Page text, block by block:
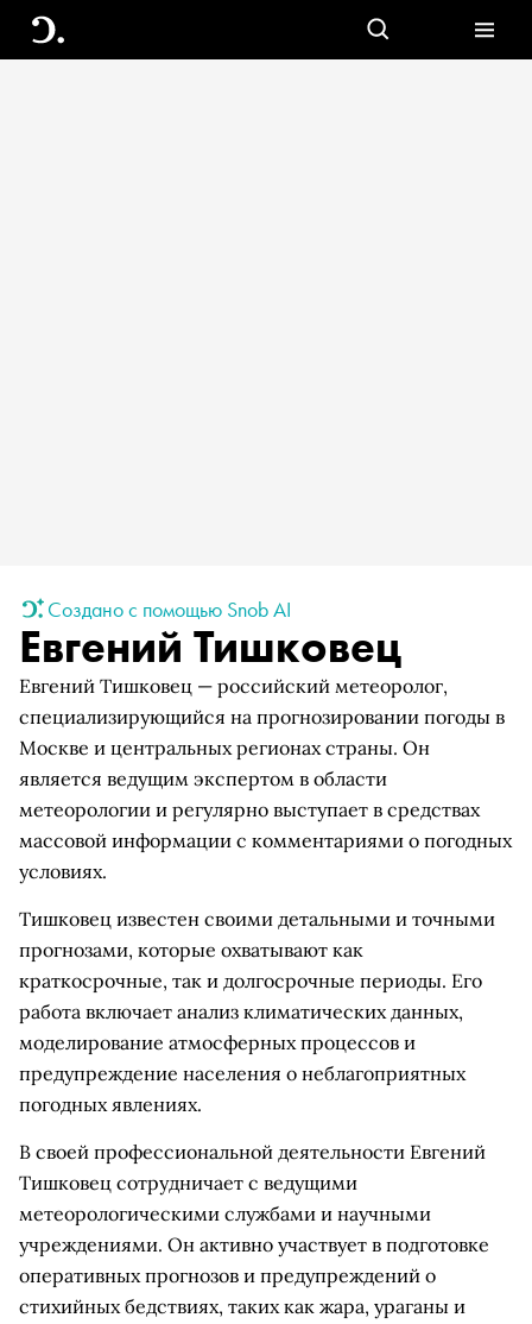
Создано с помощью Snob AI
Евгений Тишковец
Евгений Тишковец — российский метеоролог,
специализирующийся на прогнозировании погоды в
Москве и центральных регионах страны. Он
является ведущим экспертом в области
метеорологии и регулярно выступает в средствах
массовой информации с комментариями о погодных
условиях.
Тишковец известен своими детальными и точными
прогнозами, которые охватывают как
краткосрочные, так и долгосрочные периоды. Его
работа включает анализ климатических данных,
моделирование атмосферных процессов и
предупреждение населения о неблагоприятных
погодных явлениях.
В своей профессиональной деятельности Евгений
Тишковец сотрудничает с ведущими
метеорологическими службами и научными
учреждениями. Он активно участвует в подготовке
оперативных прогнозов и предупреждений о
стихийных бедствиях, таких как жара, ураганы и